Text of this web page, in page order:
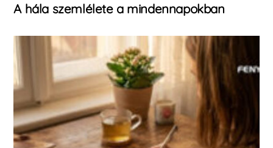
A hála szemlélete a mindennapokban